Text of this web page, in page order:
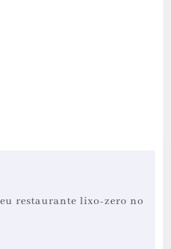
restaurante lixo-zero no